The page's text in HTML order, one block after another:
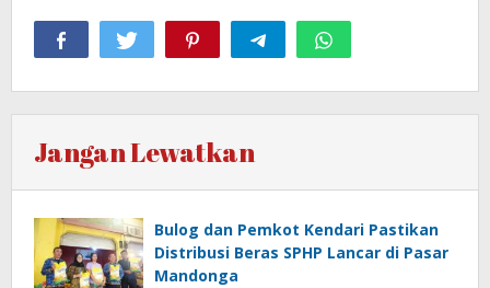
Jangan Lewatkan
Bulog dan Pemkot Kendari Pastikan
Distribusi Beras SPHP Lancar di Pasar
Mandonga